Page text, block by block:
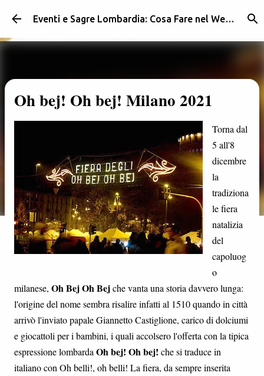
Passa ai contenuti principali Eventi e Sagre Lombardia: Cosa Fare nel Weekend | Weekendidea
Oh bej! Oh bej! Milano 2021
Torna dal
5 all'8
dicembre
la
tradiziona
le fiera
natalizia
del
capoluog
o
milanese, Oh Bej Oh Bejche vanta una storia davvero lunga:
l'origine del nome sembra risalire infatti al 1510 quando in città
arrivò l'inviato papale Giannetto Castiglione, carico di dolciumi
e giocattoli per i bambini, i quali accolsero l'offerta con la tipica
espressione lombarda Oh bej! Oh bej! che si traduce in
italiano con Oh belli!, oh belli! La fiera, da sempre inserita